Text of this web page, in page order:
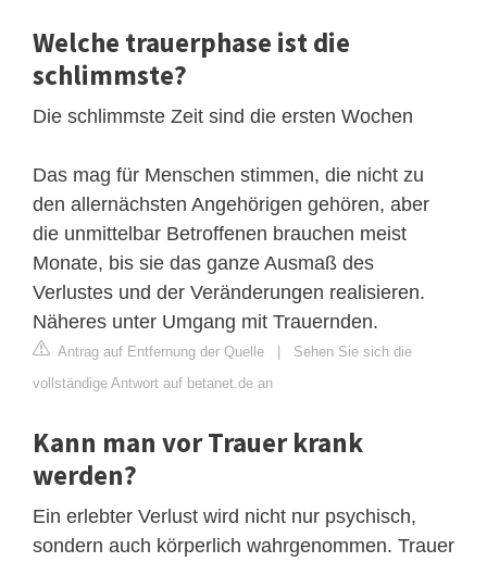
Welche trauerphase ist die
schlimmste?
Die schlimmste Zeit sind die ersten Wochen
Das mag für Menschen stimmen, die nicht zu
den allernächsten Angehörigen gehören, aber
die unmittelbar Betroffenen brauchen meist
Monate, bis sie das ganze Ausmaß des
Verlustes und der Veränderungen realisieren.
Näheres unter Umgang mit Trauernden.
Antrag auf Entfernung der Quelle | Sehen Sie sich die
vollständige Antwort auf betanet.de an
Kann man vor Trauer krank
werden?
Ein erlebter Verlust wird nicht nur psychisch,
sondern auch körperlich wahrgenommen. Trauer